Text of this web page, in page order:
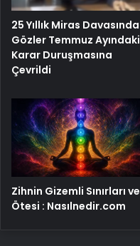
25 Yıllık Miras Davasında
Gözler Temmuz Ayındaki
Karar Duruşmasına
Çevrildi
Zihnin Gizemli Sınırları ve
Ötesi : Nasılnedir.com